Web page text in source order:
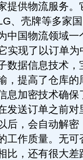
提供物流服务。
、壳牌等多家
中国物流领域一
实现了以订单为
数据信息技术，
，提高了仓库的
息加密技术确保
发送订单之前对
后，会自动解密
工作质量。无可
比，还有很大差